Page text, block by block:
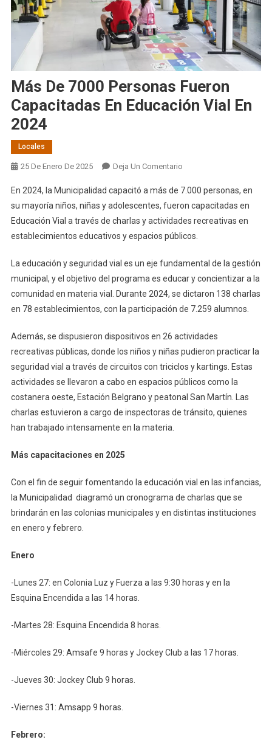
Más De 7000 Personas Fueron
Capacitadas En Educación Vial En
2024
Locales
25 De Enero De 2025 Deja Un ComentarioEn
De
7000
Personas
Fueron
En
Educación
Vial
En
En 2024, la Municipalidad capacitó a más de 7.000 personas, en
su mayoría niños, niñas y adolescentes, fueron capacitadas en
Educación Vial a través de charlas y actividades recreativas en
establecimientos educativos y espacios públicos.
La educación y seguridad vial es un eje fundamental de la gestión
municipal, y el objetivo del programa es educar y concientizar a la
comunidad en materia vial. Durante 2024, se dictaron 138 charlas
en 78 establecimientos, con la participación de 7.259 alumnos.
Además, se dispusieron dispositivos en 26 actividades
recreativas públicas, donde los niños y niñas pudieron practicar la
seguridad vial a través de circuitos con triciclos y kartings. Estas
actividades se llevaron a cabo en espacios públicos como la
costanera oeste, Estación Belgrano y peatonal San Martín. Las
charlas estuvieron a cargo de inspectoras de tránsito, quienes
han trabajado intensamente en la materia.
Más capacitaciones en 2025
Con el fin de seguir fomentando la educación vial en las infancias,
la Municipalidad diagramó un cronograma de charlas que se
brindarán en las colonias municipales y en distintas instituciones
en enero y febrero.
Enero
-Lunes 27: en Colonia Luz y Fuerza a las 9:30 horas y en la
Esquina Encendida a las 14 horas.
-Martes 28: Esquina Encendida 8 horas.
-Miércoles 29: Amsafe 9 horas y Jockey Club a las 17 horas.
-Jueves 30: Jockey Club 9 horas.
-Viernes 31: Amsapp 9 horas.
Febrero: